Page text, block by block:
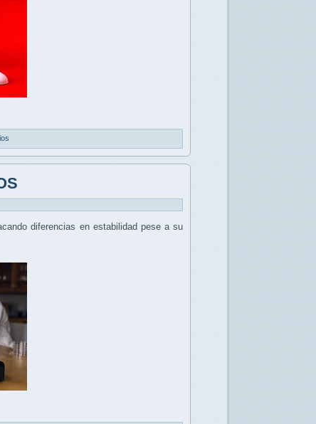
diferencias en estabilidad pese a su